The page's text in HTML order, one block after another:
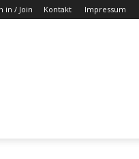
in / Join Kontakt Impressum